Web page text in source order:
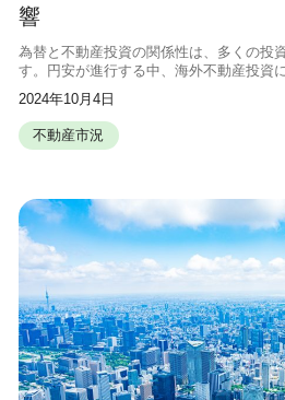
響
為替と不動産投資の関係性は、多くの投
す。円安が進行する中、海外不動産投資
その一方で国内不動産市場への影響も気
では、為替変動が不動産投資に与える
2024年10月4日
不動産市況